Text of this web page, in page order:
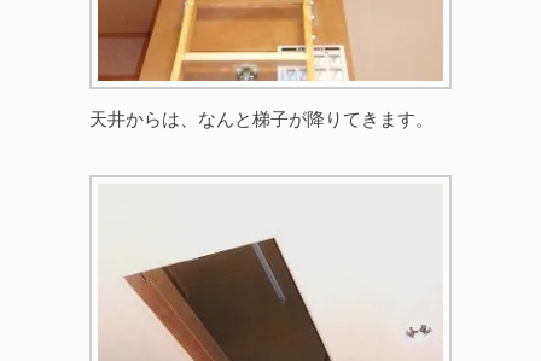
天井からは、なんと梯子が降りてきます。